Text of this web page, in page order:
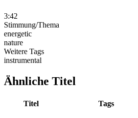
3:42
Stimmung/Thema
energetic
nature
Weitere Tags
instrumental
Ähnliche Titel
Titel Tags